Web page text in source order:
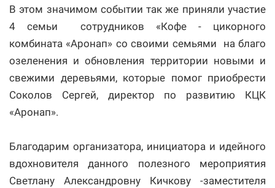
В этом значимом событии так же приняли участие
4 семьи сотрудников «Кофе - цикорного
комбината «Аронап» со своими семьями на благо
озеленения и обновления территории новыми и
свежими деревьями, которые помог приобрести
Соколов Сергей, директор по развитию КЦК
«Аронап».
Благодарим организатора, инициатора и идейного
вдохновителя данного полезного мероприятия
Светлану Александровну Кичкову -заместителя